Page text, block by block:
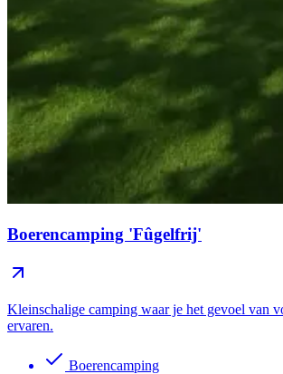
Boerencamping 'Fûgelfrij'
Kleinschalige camping waar je het gevoel van
ervaren.
Boerencamping